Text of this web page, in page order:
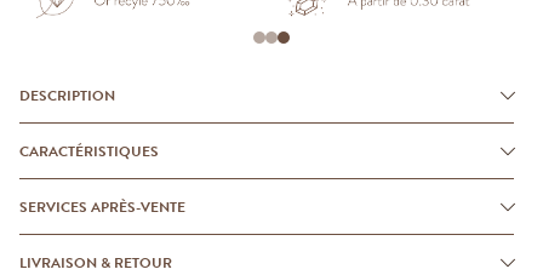
DESCRIPTION
CARACTÉRISTIQUES
SERVICES APRÈS-VENTE
LIVRAISON & RETOUR